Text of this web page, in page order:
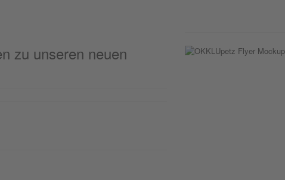
zu unseren neuen